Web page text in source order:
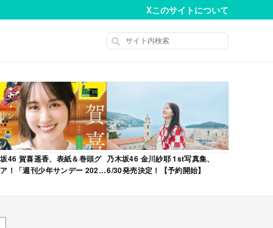
Xこのサイトについて
46 賀喜遥香、表紙＆巻頭グ
！「週刊少年サンデー 2026
乃木坂46 金川紗耶 1st写真集、
6/30発売決定！【予約開始】